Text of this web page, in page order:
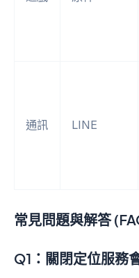
通訊 LINE
常見問題與解答
Q1：關閉定位服務